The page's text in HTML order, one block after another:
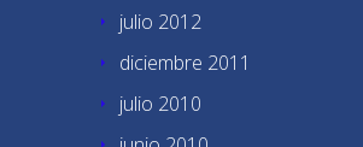
julio 2012
diciembre 2011
julio 2010